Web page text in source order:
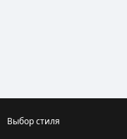
Выбор стиля